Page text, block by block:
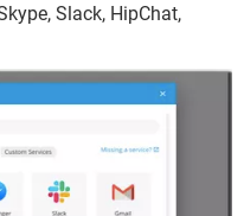
Slack, HipChat,